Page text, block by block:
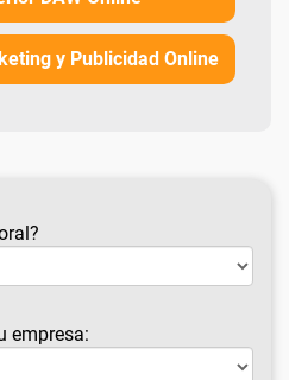
y Publicidad Online
empresa: